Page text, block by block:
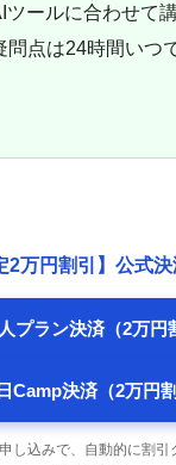
ツールに合わせて
問点は24時間いつ
2万円割引】公式
プラン決済（2万円
Camp決済（2万円割
し込みで、自動的に割引